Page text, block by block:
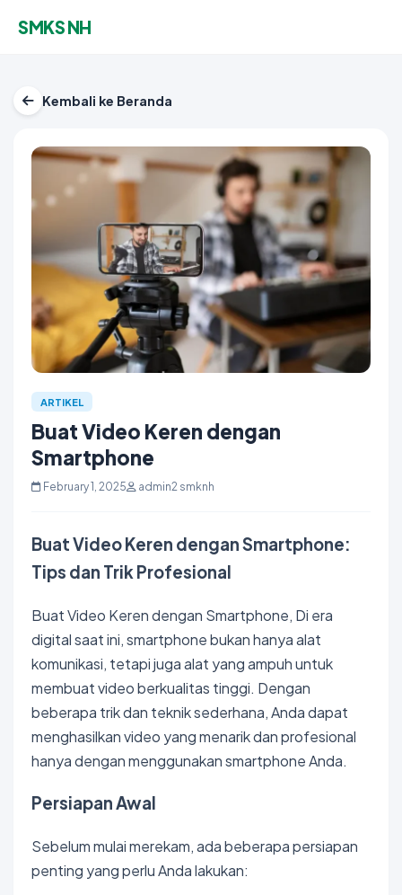
SMKS NH
Kembali ke Beranda
ARTIKEL
Buat Video Keren dengan
Smartphone
February 1, 2025 admin2 smknh
Buat Video Keren dengan Smartphone:
Tips dan Trik Profesional
Buat Video Keren dengan Smartphone, Di era
digital saat ini, smartphone bukan hanya alat
komunikasi, tetapi juga alat yang ampuh untuk
membuatvideoberkualitas tinggi. Dengan
beberapa trik dan teknik sederhana, Anda dapat
menghasilkan video yang menarik dan profesional
hanya dengan menggunakan smartphone Anda.
Persiapan Awal
Sebelum mulai merekam, ada beberapa persiapan
penting yang perlu Anda lakukan: